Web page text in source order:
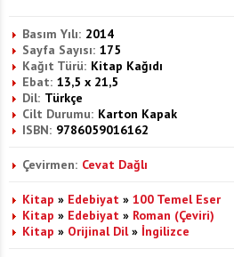
Basım Yılı: 2014
Sayfa Sayısı: 175
Kağıt Türü: Kitap Kağıdı
Ebat: 13,5 x 21,5
Dil: Türkçe
Cilt Durumu: Karton Kapak
ISBN: 9786059016162
Çevirmen: Cevat Dağlı
Kitap » Edebiyat » 100 Temel Eser
Kitap » Edebiyat » Roman (Çeviri)
Kitap » Orijinal Dil» İngilizce